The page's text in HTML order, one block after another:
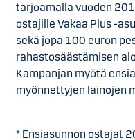
tarjoamalla vuoden
ostajille Vakaa Plus -
sekä jopa 100 euron
rahastosäästämisen
Kampanjan myötä
myönnettyjen lainojen
* Ensiasunnon ostajat